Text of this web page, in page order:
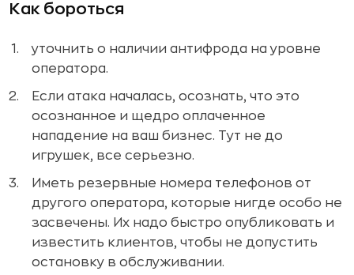
Как бороться
уточнить о наличии антифрода на уровне
оператора.
Если атака началась, осознать, что это
осознанное и щедро оплаченное
нападение на ваш бизнес. Тут не до
игрушек, все серьезно.
Иметь резервные номера телефонов от
другого оператора, которые нигде особо не
засвечены. Их надо быстро опубликовать и
известить клиентов, чтобы не допустить
остановку в обслуживании.